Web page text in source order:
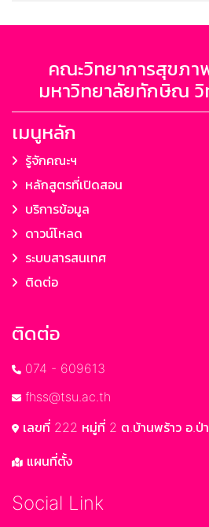
คณะวิทยาการสุขภา
มหาวิทยาลัยทักษิณ วิ
เมนูหลัก
รู้จักคณะฯ
หลักสูตรที่เปิดสอน
บริการข้อมูล
ดาวน์โหลด
ระบบสารสนเทศ
ติดต่อ
ติดต่อ
074 - 609613
fhss@tsu.ac.th
เลขที่ 222 หมู่ที่ 2 ต.บ้านพร้าว อ.ป่
แผนที่ตั้ง
Social Link